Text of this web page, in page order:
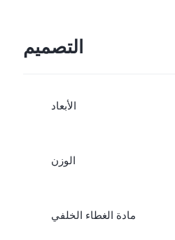
التصميم
الأبعاد
الوزن
مادة الغطاء الخلفي